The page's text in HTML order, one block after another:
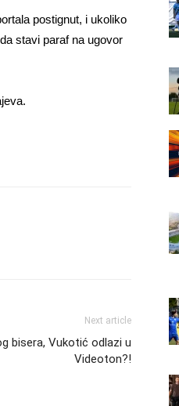
postignut, i ukoliko
stavi paraf na ugovor
Next article
bisera, Vukotić odlazi u
Videoton?!